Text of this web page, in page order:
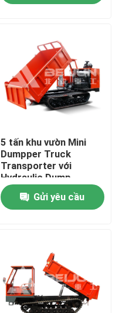
5 tấn khu vườn Mini
Dumpper Truck
Transporter với
Hydraulic Dump
Gửi yêu cầu